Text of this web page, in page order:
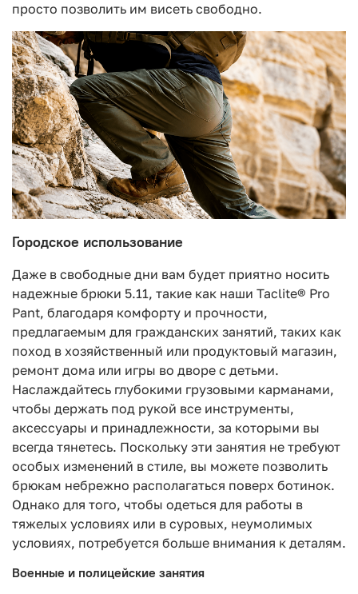
просто позволить им висеть свободно.
Городское использование
Даже в свободные дни вам будет приятно носить
надежные брюки 5.11, такие как наши Taclite® Pro
Pant, благодаря комфорту и прочности,
предлагаемым для гражданских занятий, таких как
поход в хозяйственный или продуктовый магазин,
ремонт дома или игры во дворе с детьми.
Наслаждайтесь глубокими грузовыми карманами,
чтобы держать под рукой все инструменты,
аксессуары и принадлежности, за которыми вы
всегда тянетесь. Поскольку эти занятия не требуют
особых изменений в стиле, вы можете позволить
брюкам небрежно располагаться поверх ботинок.
Однако для того, чтобы одеться для работы в
тяжелых условиях или в суровых, неумолимых
условиях, потребуется больше внимания к деталям.
Военные и полицейские занятия